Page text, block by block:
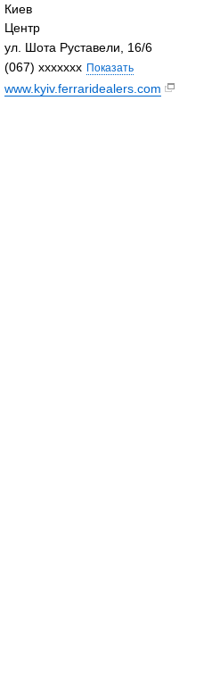
Киев
Центр
ул. Шота Руставели, 16/6
(067) xxxxxxx Показать
www.kyiv.ferraridealers.com